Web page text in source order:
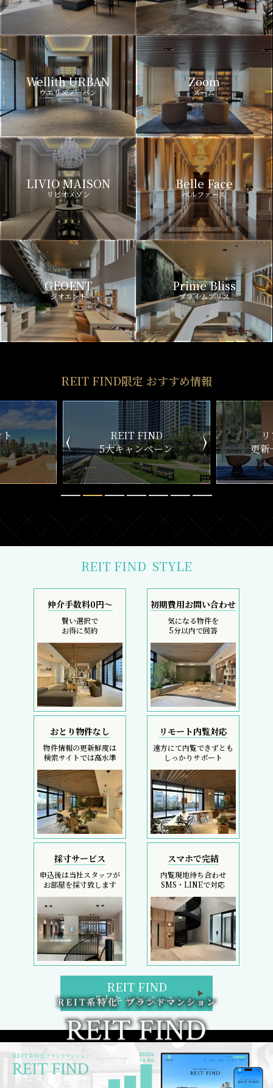
Wellith URBAN
ウエリスアーバン
Zoom
ズーム
LIVIO MAISON
リビオメゾン
Belle Face
ベルファース
GEOENT
ジオエント
Prime Bliss
プライムブリス
REIT FIND限定 おすすめ情報
ン
リアルタイム
更新一覧チェック
新
REIT FIND STYLE
仲介手数料0円～
賢い選択で
お得に契約
初期費用お問い合わせ
気になる物件を
5分以内で回答
おとり物件なし
物件情報の更新鮮度は
検索サイトでは高水準
リモート内覧対応
遠方にて内覧できずとも
しっかりサポート
採寸サービス
申込後は当社スタッフが
お部屋を採寸致します
スマホで完結
内覧現地待ち合わせ
SMS・LINEで対応
REIT FIND
5大キャンペーン